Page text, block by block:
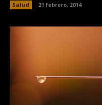
Salud 21 febrero, 2014